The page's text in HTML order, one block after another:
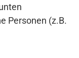
Personen (z.B.